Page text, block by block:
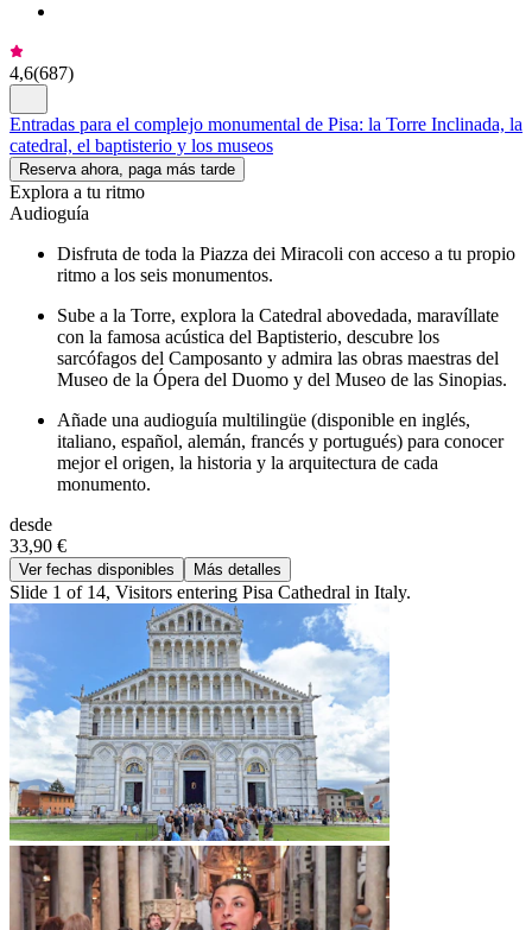
4,6(687)
Entradas para el complejo monumental de Pisa: la Torre Inclinada, la
catedral, el baptisterio y los museos
Reserva ahora, paga más tarde
Explora a tu ritmo
Audioguía
Disfruta de toda la Piazza dei Miracoli con acceso a tu propio
ritmo a los seis monumentos.
Sube a la Torre, explora la Catedral abovedada, maravíllate
con la famosa acústica del Baptisterio, descubre los
sarcófagos del Camposanto y admira las obras maestras del
Museo de la Ópera del Duomo y del Museo de las Sinopias.
Añade una audioguía multilingüe (disponible en inglés,
italiano, español, alemán, francés y portugués) para conocer
mejor el origen, la historia y la arquitectura de cada
monumento.
desde
33,90 €
Ver fechas disponibles Más detalles
Slide 1 of 14, Visitors entering Pisa Cathedral in Italy.